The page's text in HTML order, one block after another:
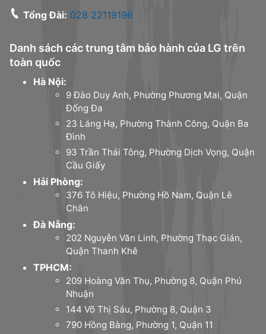
Tổng Đài: 028 22119196
Danh sách các trung tâm bảo hành của LG trên
toàn quốc
Hà Nội:
9 Đào Duy Anh, Phường Phương Mai, Quận
Đống Đa
23 Láng Hạ, Phường Thành Công, Quận Ba
Đình
93 Trần Thái Tông, Phường Dịch Vọng, Quận
Cầu Giấy
Hải Phòng:
376 Tô Hiệu, Phường Hồ Nam, Quận Lê
Chân
Đà Nẵng:
202 Nguyễn Văn Linh, Phường Thạc Gián,
Quận Thanh Khê
TPHCM:
209 Hoàng Văn Thụ, Phường 8, Quận Phú
Nhuận
144 Võ Thị Sáu, Phường 8, Quận 3
790 Hồng Bàng, Phường 1, Quận 11